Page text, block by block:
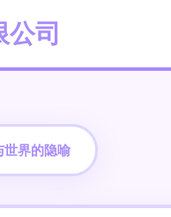
司
世界的隐喻